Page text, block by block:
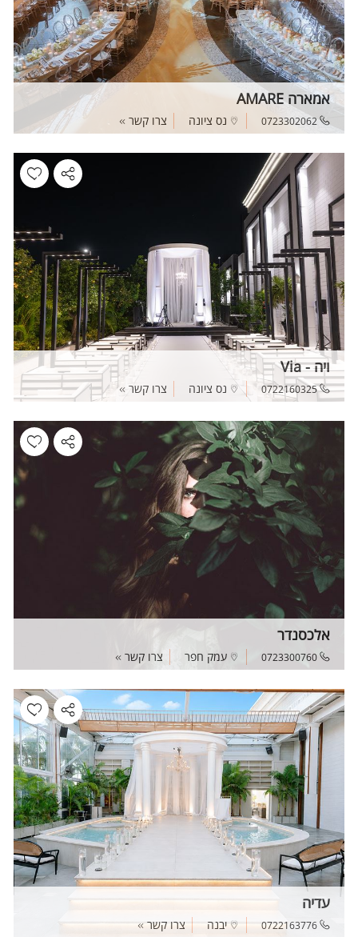
אמארה AMARE
0723302062 נס ציונה צרו קשר
ויה - Via
0722160325 נס ציונה צרו קשר
אלכסנדר
0723300760 עמק חפר צרו קשר
עדיה
0722163776 יבנה צרו קשר